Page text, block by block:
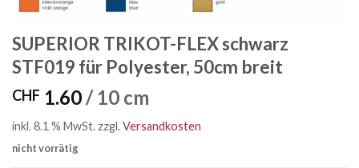
SUPERIOR TRIKOT-FLEX schwarz
STF019 für Polyester, 50cm breit
CHF 1.60 / 10 cm
inkl. 8.1 % MwSt. zzgl.Versandkosten
nicht vorrätig